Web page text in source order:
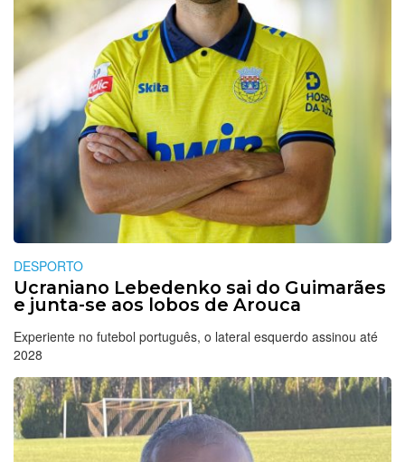
DESPORTO
Ucraniano Lebedenko sai do Guimarães
e junta-se aos lobos de Arouca
Experiente no futebol português, o lateral esquerdo assinou até
2028